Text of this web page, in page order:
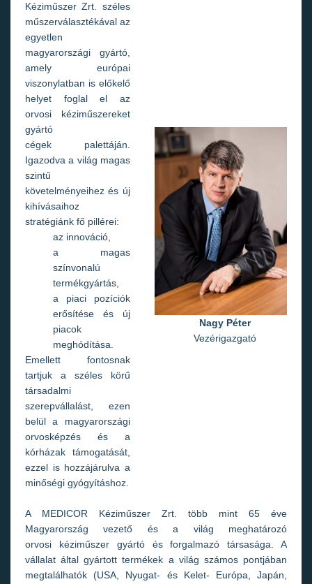
Kéziműszer Zrt. széles
műszerválasztékával az
egyetlen
magyarországi gyártó,
amely európai
viszonylatban is előkelő
helyet foglal el az
orvosi kéziműszereket
gyártó
cégek palettáján.
Igazodva a világ magas
szintű
követelményeihez és új
kihívásaihoz
stratégiánk fő pillérei:
az innováció,
a magas
színvonalú
termékgyártás,
a piaci pozíciók
erősítése és új
piacok
meghódítása.
Emellett fontosnak
tartjuk a széles körű
társadalmi
szerepvállalást, ezen
belül a magyarországi
orvosképzés és a
kórházak támogatását,
ezzel is hozzájárulva a
minőségi gyógyításhoz.
Nagy Péter
Vezérigazgató
A MEDICOR Kéziműszer Zrt. több mint 65 éve
Magyarország vezető és a világ meghatározó
orvosi kéziműszer gyártó és forgalmazó társasága. A
vállalat által gyártott termékek a világ számos pontjában
megtalálhatók (USA, Nyugat- és Kelet- Európa, Japán,